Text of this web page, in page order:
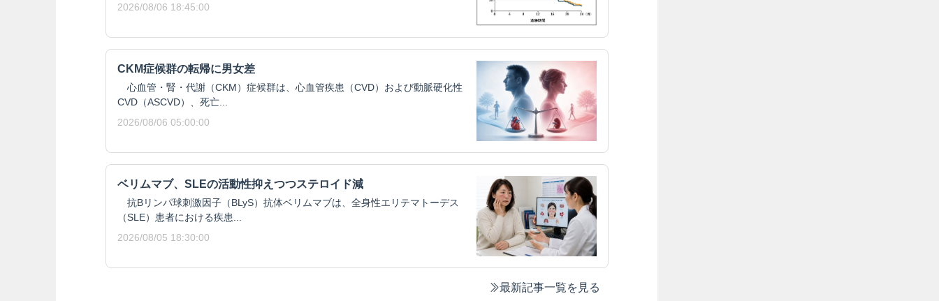
2026/08/06 18:45:00
CKM症候群の転帰に男女差
心血管・腎・代謝（CKM）症候群は、心血管疾患（CVD）および動脈硬化性
CVD（ASCVD）、死亡...
2026/08/06 05:00:00
ベリムマブ、SLEの活動性抑えつつステロイド減
抗Bリンパ球刺激因子（BLyS）抗体ベリムマブは、全身性エリテマトーデス
（SLE）患者における疾患...
2026/08/05 18:30:00
最新記事一覧を見る